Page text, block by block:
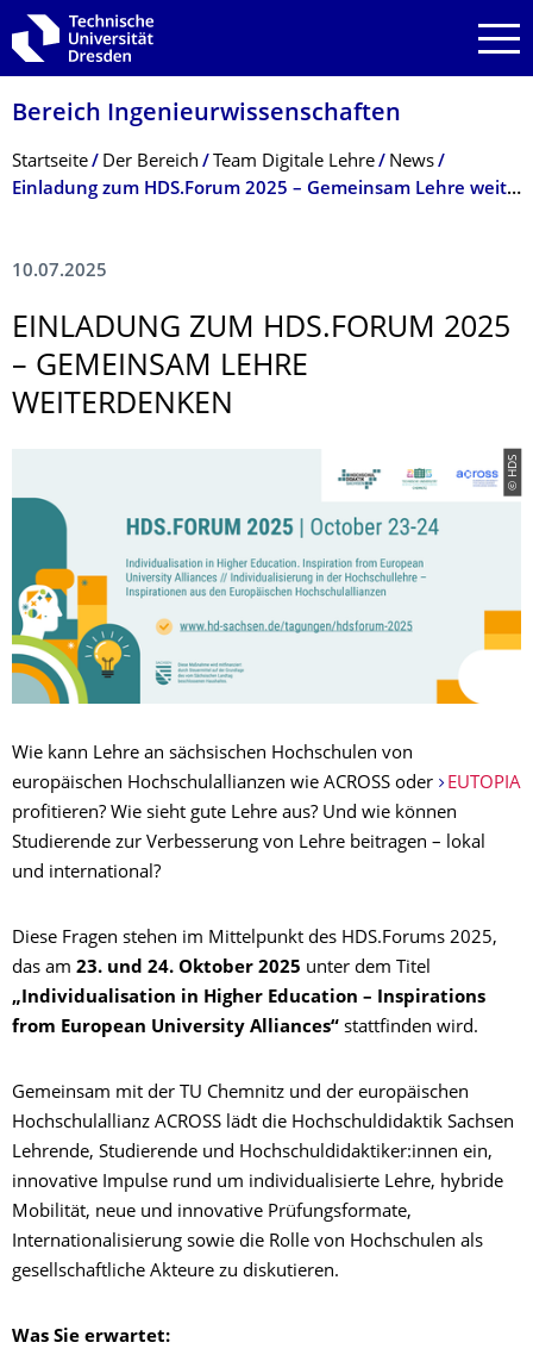
Zur Hauptnavigation springen
Zur Suche springen
Zum Inhalt springen
Bereich Ingenieur­wissen­schaften
Breadcrumb-Menü
Startseite Der Bereich Team Digitale Lehre
News
Einladung zum HDS.Forum 2025 – Gemeinsam Lehre weiterdenken
10.07.2025
EINLADUNG ZUM HDS.FORUM 2025
– GEMEINSAM LEHRE
WEITERDENKEN
© HDS
Wie kann Lehre an sächsischen Hochschulen von
europäischen Hochschulallianzen wie ACROSS oder
EUTOPIA
profitieren? Wie sieht gute Lehre aus? Und wie können
Studierende zur Verbesserung von Lehre beitragen – lokal
und international?
Diese Fragen stehen im Mittelpunkt des HDS.Forums 2025,
das am 23. und 24. Oktober 2025 unter dem Titel
„Individualisation in Higher Education – Inspirations
from European University Alliances“ stattfinden wird.
Gemeinsam mit der TU Chemnitz und der europäischen
Hochschulallianz ACROSS lädt die Hochschuldidaktik Sachsen
Lehrende, Studierende und Hochschuldidaktiker:innen ein,
innovative Impulse rund um individualisierte Lehre, hybride
Mobilität, neue und innovative Prüfungsformate,
Internationalisierung sowie die Rolle von Hochschulen als
gesellschaftliche Akteure zu diskutieren.
Was Sie erwartet: